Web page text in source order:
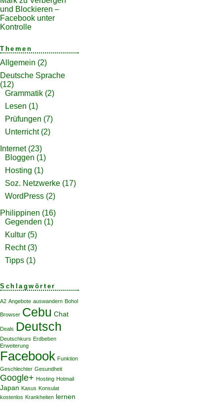
und Blockieren –
Facebook unter
Kontrolle
Themen
Allgemein (2)
Deutsche Sprache
(12)
Grammatik (2)
Lesen (1)
Prüfungen (7)
Unterricht(2)
Internet(23)
Bloggen (1)
Hosting (1)
Soz. Netzwerke (17)
WordPress (2)
Philippinen (16)
Gegenden (1)
Kultur (5)
Recht(3)
Tipps (1)
Schlagwörter
A2 Angebote auswandern Bohol
Browser Cebu Chat
Deals Deutsch
Deutschkurs Erdbeben
Erweiterung
Facebook Funktion
Geschlechter Gesundheit
Google+ Hosting Hotmail
Japan Kasus Konsulat
kostenlos Krankheiten lernen